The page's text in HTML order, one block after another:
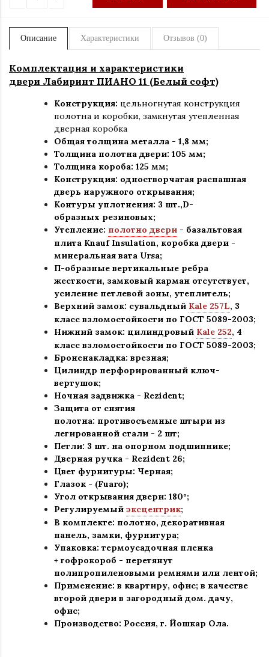
Описание Характеристики Отзывов (0)
Комплектация и характеристики
двери Лабиринт ПИАНО 11 (Белый софт)
Конструкция: цельногнутая конструкция
полотна и коробки, замкнутая утепленная
дверная коробка
Общая толщина металла - 1,8 мм;
Толщина полотна двери: 105 мм;
Толщина короба: 125 мм;
Конструкция: одностворчатая распашная
дверь наружного открывания;
Контуры уплотнения: 3 шт.,D-
образных резиновых;
Утепление: полотно двери - базальтовая
плита Knauf Insulation, коробка двери -
минеральная вата Ursa;
П-образные вертикальные ребра
жесткости, замковый карман отсутствует,
усиление петлевой зоны, утеплитель;
Верхний замок: сувальдный Kale 257L, 3
класс взломостойкости по ГОСТ 5089-2003;
Нижний замок: цилиндровый Kale 252, 4
класс взломостойкости по ГОСТ 5089-2003;
Броненакладка: врезная;
Цилиндр перфорированный ключ-
вертушок;
Ночная задвижка - Rezident;
Защита от снятия
полотна: противосъемные штыри из
легированной стали - 2 шт;
Петли: 3 шт. на опорном подшипнике;
Дверная ручка - Rezident 26;
Цвет фурнитуры: Черная;
Глазок - (Fuaro);
Угол открывания двери: 180°;
Регулируемый эксцентрик;
В комплекте: полотно, декоративная
панель, замки, фурнитура;
Упаковка: термоусадочная пленка
+ гофрокороб - перетянут
полипропиленовыми ремнями или лентой;
Применение: в квартиру, офис; в качестве
второй двери в загородный дом. дачу,
офис;
Производство: Россия, г. Йошкар Ола.